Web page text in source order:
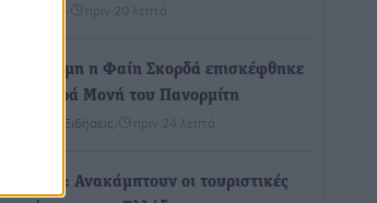
πριν 20 λεπτά
Στη Σύμη η Φαίη Σκορδά επισκέφθηκε
την Ιερά Μονή του Πανορμίτη
Τοπικές Ειδήσεις πριν 24 λεπτά
Σερβία: Ανακάμπτουν οι τουριστικές